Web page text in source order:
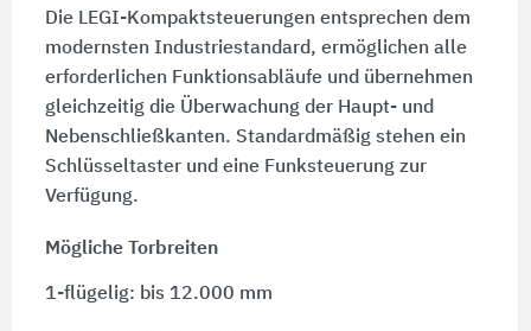
Die LEGI-Kompaktsteuerungen entsprechen dem
modernsten Industriestandard, ermöglichen alle
erforderlichen Funktionsabläufe und übernehmen
gleichzeitig die Überwachung der Haupt- und
Nebenschließkanten. Standardmäßig stehen ein
Schlüsseltaster und eine Funksteuerung zur
Verfügung.
Mögliche Torbreiten
1-flügelig: bis 12.000 mm